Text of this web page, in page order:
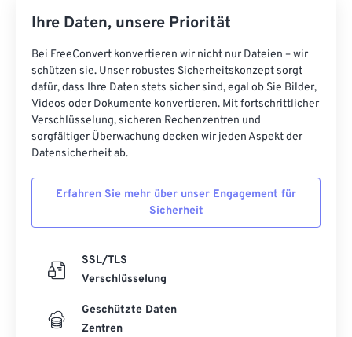
Ihre Daten, unsere Priorität
Bei FreeConvert konvertieren wir nicht nur Dateien – wir
schützen sie. Unser robustes Sicherheitskonzept sorgt
dafür, dass Ihre Daten stets sicher sind, egal ob Sie Bilder,
Videos oder Dokumente konvertieren. Mit fortschrittlicher
Verschlüsselung, sicheren Rechenzentren und
sorgfältiger Überwachung decken wir jeden Aspekt der
Datensicherheit ab.
Erfahren Sie mehr über unser Engagement für
Sicherheit
SSL/TLS
Verschlüsselung
Geschützte Daten
Zentren